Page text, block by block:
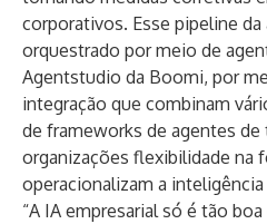
corporativos. Esse pipeline da
orquestrado por meio de
Agentstudio da Boomi, por
integração que combinam
de frameworks de agentes
organizações flexibilidade na
operacionalizam a
“A IA empresarial só é tão